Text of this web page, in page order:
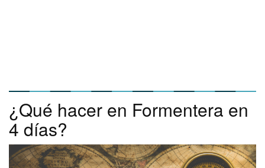
¿Qué hacer en Formentera en
4 días?